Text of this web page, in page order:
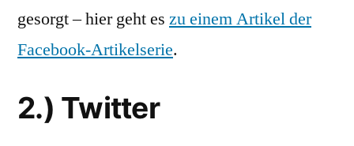
gesorgt – hier geht es zu einem Artikel der
Facebook-Artikelserie.
2.) Twitter